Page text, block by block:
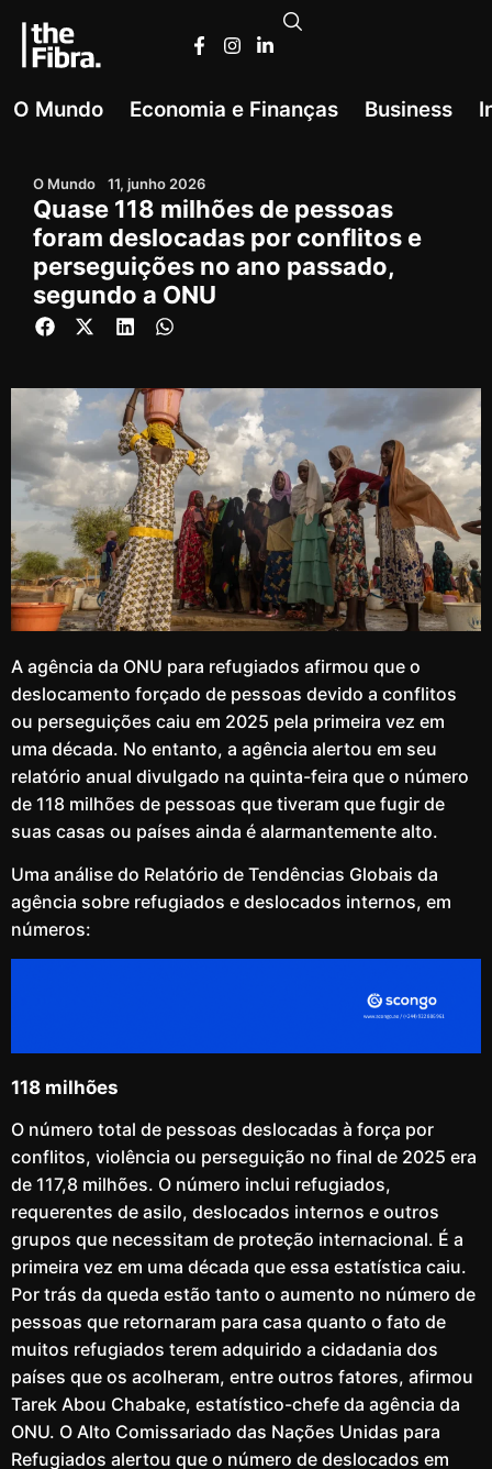
O Mundo Economia e Finanças Business
O Mundo 11, junho 2026
Quase 118 milhões de pessoas
foram deslocadas por conflitos e
perseguições no ano passado,
segundo a ONU
A agência da ONU para refugiados afirmou que o
deslocamento forçado de pessoas devido a conflitos
ou perseguições caiu em 2025 pela primeira vez em
uma década. No entanto, a agência alertou em seu
relatório anual divulgado na quinta-feira que o número
de 118 milhões de pessoas que tiveram que fugir de
suas casas ou países ainda é alarmantemente alto.
Uma análise do Relatório de Tendências Globais da
agência sobre refugiados e deslocados internos, em
números:
118 milhões
O número total de pessoas deslocadas à força por
conflitos, violência ou perseguição no final de 2025 era
de 117,8 milhões. O número inclui refugiados,
requerentes de asilo, deslocados internos e outros
grupos que necessitam de proteção internacional. É a
primeira vez em uma década que essa estatística caiu.
Por trás da queda estão tanto o aumento no número de
pessoas que retornaram para casa quanto o fato de
muitos refugiados terem adquirido a cidadania dos
países que os acolheram, entre outros fatores, afirmou
Tarek Abou Chabake, estatístico-chefe da agência da
ONU. O Alto Comissariado das Nações Unidas para
Refugiados alertou que o número de deslocados em